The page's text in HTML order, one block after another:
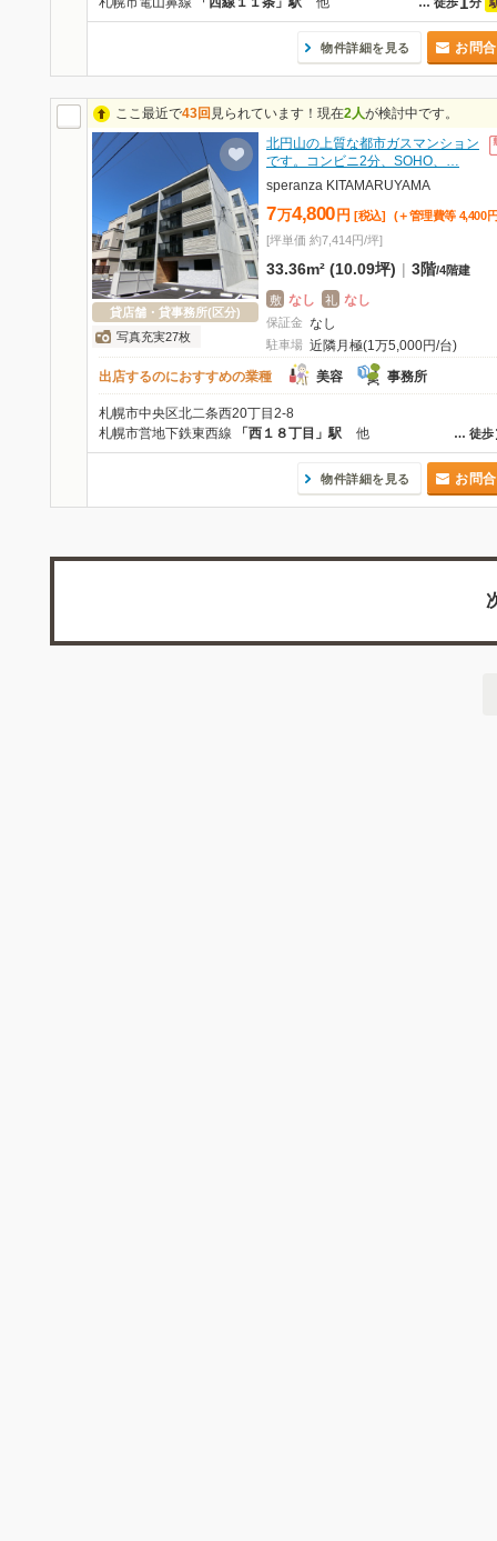
物件詳細を見る お問
ここ最近で43回 見られています！現在2人が検討中です。
貸店舗・貸事務所(区分)
写真充実27枚
北円山の上質な都市ガスマンション
です。コンビニ2分、SOHO、…
speranza KITAMARUYAMA
7万4,800 円 [税込] (＋管理費等 4,400
[坪単価 約7,414円/坪]
33.36m² (10.09坪) | 3階/4階建
敷 なし 礼 なし
保証金 なし
駐車場 近隣月極(1万5,000円/台)
出店するのにおすすめの業種
美容 事務所
札幌市中央区北二条西20丁目2-8
… 徒歩
札幌市営地下鉄東西線 「西１８丁目」駅 他
物件詳細を見る お問